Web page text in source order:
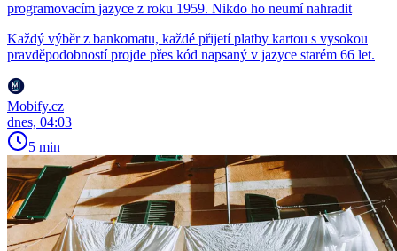
programovacím jazyce z roku 1959. Nikdo ho neumí nahradit
Každý výběr z bankomatu, každé přijetí platby kartou s vysokou
pravděpodobností projde přes kód napsaný v jazyce starém 66 let.
Mobify.cz
dnes, 04:03
5 min